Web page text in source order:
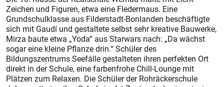
Zeichen und Figuren, etwa eine Fledermaus. Eine
Grundschulklasse aus Filderstadt-Bonlanden beschäftigte
sich mit Gaudí und gestaltete selbst sehr kreative Bauwerke,
Mirza baute etwa „Yoda“ aus Starwars nach: „Da wächst
sogar eine kleine Pflanze drin.“ Schüler des
Bildungszentrums Seefälle gestalteten ihren perfekten Ort
direkt in der Schule, eine farbenfrohe Chill-Lounge mit
Plätzen zum Relaxen. Die Schüler der Rohräckerschule